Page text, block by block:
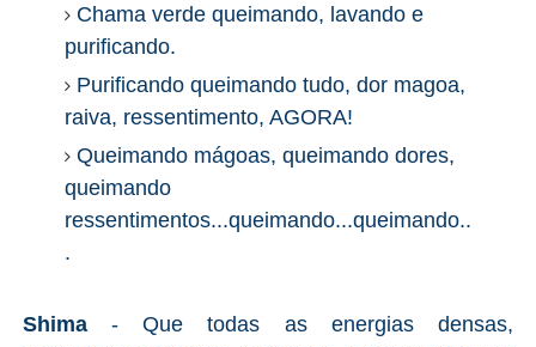
Chama verde queimando, lavando e
purificando.
Purificando queimando tudo, dor magoa,
raiva, ressentimento, AGORA!
Queimando mágoas, queimando dores,
queimando
ressentimentos...queimando...queimando..
.
Shima- Que todas as energias densas,